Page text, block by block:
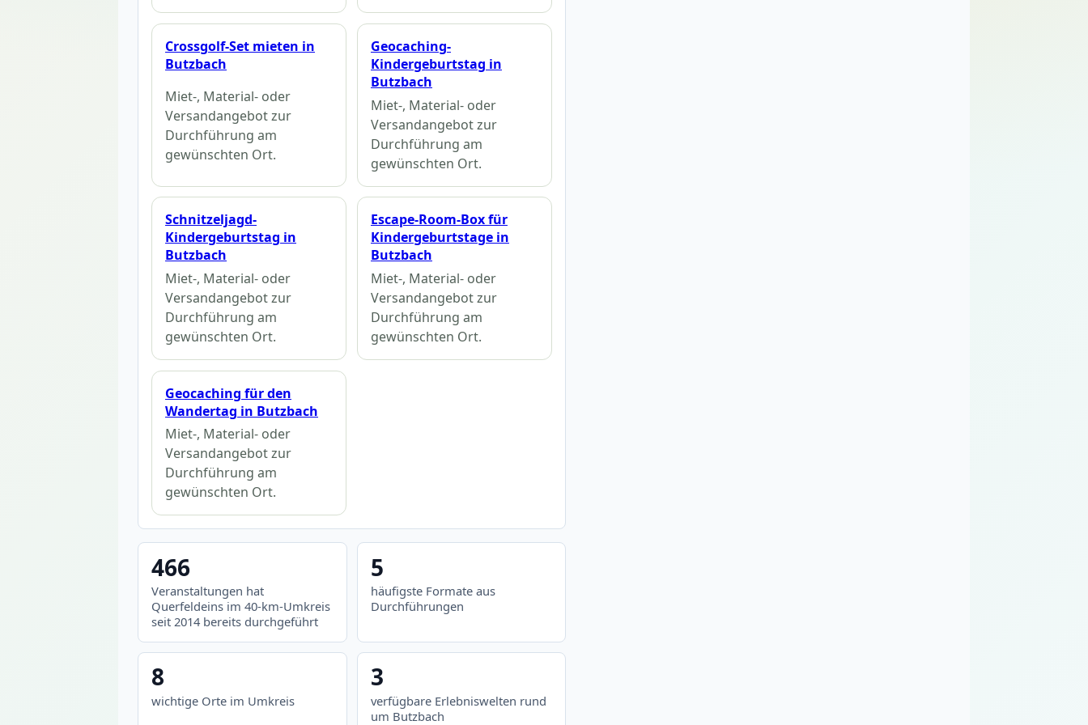
Crossgolf-Set mieten in
Butzbach
Miet-, Material- oder
Versandangebot zur
Durchführung am
gewünschten Ort.
Geocaching-
Kindergeburtstag in
Butzbach
Miet-, Material- oder
Versandangebot zur
Durchführung am
gewünschten Ort.
Schnitzeljagd-
Kindergeburtstag in
Butzbach
Miet-, Material- oder
Versandangebot zur
Durchführung am
gewünschten Ort.
Escape-Room-Box für
Kindergeburtstage in
Butzbach
Miet-, Material- oder
Versandangebot zur
Durchführung am
gewünschten Ort.
Geocaching für den
Wandertag in Butzbach
Miet-, Material- oder
Versandangebot zur
Durchführung am
gewünschten Ort.
466
Veranstaltungen hat
Querfeldeins im 40-km-Umkreis
seit 2014 bereits durchgeführt
5
häufigste Formate aus
Durchführungen
8
wichtige Orte im Umkreis
3
verfügbare Erlebniswelten rund
um Butzbach